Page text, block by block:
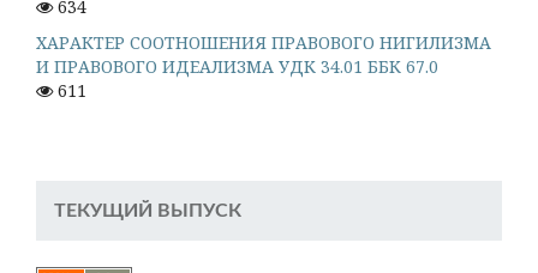
634
ХАРАКТЕР СООТНОШЕНИЯ ПРАВОВОГО НИГИЛИЗМА
И ПРАВОВОГО ИДЕАЛИЗМА УДК 34.01 ББК 67.0
611
ТЕКУЩИЙ ВЫПУСК